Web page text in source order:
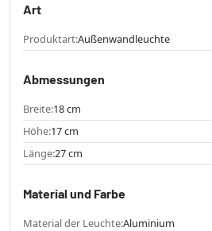
Art
Produktart:Außenwandleuchte
Abmessungen
Breite:18 cm
Höhe:17 cm
Länge:27 cm
Material und Farbe
Material der Leuchte:Aluminium